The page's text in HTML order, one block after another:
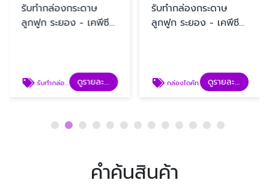
รับทํากล่องกระดาษ
ลูกฟูก ระยอง - เคพีซี
รับทํากล่องกระดาษลูกฟูก ดูรายละเอียด
รับทํากล่องกระดาษ
ลูกฟูก ระยอง - เคพีซี
กล่องไดคัท ดูรายละเอียด
คำค้นสินค้า